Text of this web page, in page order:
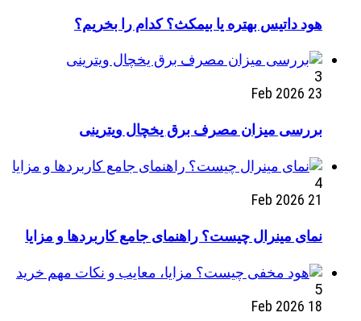
هود داتیس بهتره یا بیمکث؟ کدام را بخریم؟
3
23 Feb 2026
بررسی میزان مصرف برق یخچال ویترینی
4
21 Feb 2026
نمای مینرال چیست؟ راهنمای جامع کاربردها و مزایا
5
18 Feb 2026